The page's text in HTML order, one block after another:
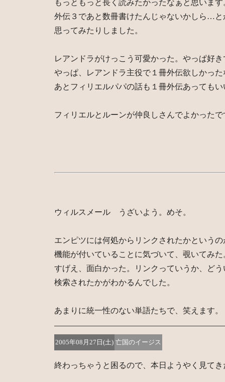
もっともっと長く読みたかったなぁと思います
外伝３であと数冊書けたんじゃないかしら…と
思ってみたりしました。
レアンドラがけっこう可愛かった。やっぱ好
やっぱ、レアンドラ主役で１冊外伝欲しかった
あとフィリエルパパの話も１冊外伝あっても
フィリエルとルーンが仲良しさんでよかったで
ウィルスメール うざいよう。めそ。
エンピツには何処からリンクされたかというの
機能が付いていることに気づいて、覗いてみた
すげえ、面白かった。リンクっていうか、どう
検索されたかがわかるんでした。
あまりに統一性のない単語たちで、笑えます。
2005年08月27日(土) 亡国のイージス
終わっちゃうと困るので、本日ようやく見てき